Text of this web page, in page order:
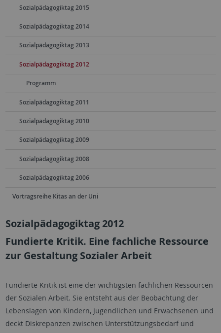
Sozialpädagogiktag 2015
Sozialpädagogiktag 2014
Sozialpädagogiktag 2013
Sozialpädagogiktag 2012
Programm
Sozialpädagogiktag 2011
Sozialpädagogiktag 2010
Sozialpädagogiktag 2009
Sozialpädagogiktag 2008
Sozialpädagogiktag 2006
Vortragsreihe Kitas an der Uni
Sozialpädagogiktag 2012
Fundierte Kritik. Eine fachliche Ressource
zur Gestaltung Sozialer Arbeit
Fundierte Kritik ist eine der wichtigsten fachlichen Ressourcen
der Sozialen Arbeit. Sie entsteht aus der Beobachtung der
Lebenslagen von Kindern, Jugendlichen und Erwachsenen und
deckt Diskrepanzen zwischen Unterstützungsbedarf und